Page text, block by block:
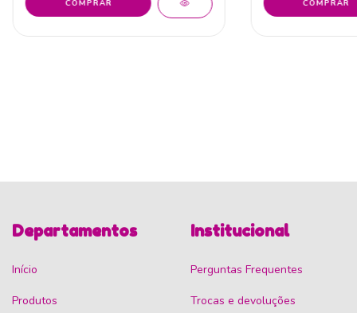
Departamentos
Início
Produtos
Institucional
Perguntas Frequentes
Trocas e devoluções